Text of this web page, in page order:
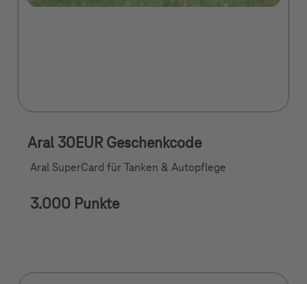
Aral 30EUR Geschenkcode
Aral SuperCard für Tanken & Autopflege
3.000 Punkte